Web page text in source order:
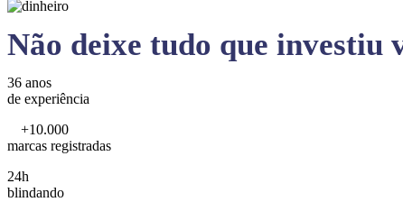
Não deixe tudo que investiu
36 anos
de experiência
+10.000
marcas registradas
24h
blindando